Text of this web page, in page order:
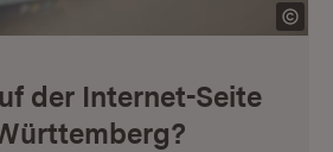
der Internet-Seite